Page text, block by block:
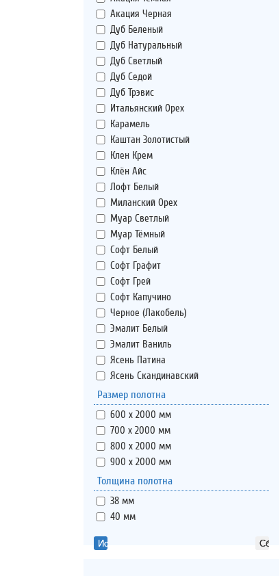
Акация Черная
Дуб Беленый
Дуб Натуральный
Дуб Светлый
Дуб Седой
Дуб Трэвис
Итальянский Орех
Карамель
Каштан Золотистый
Клен Крем
Клён Айс
Лофт Белый
Миланский Орех
Муар Светлый
Муар Тёмный
Софт Белый
Софт Графит
Софт Грей
Софт Капучино
Черное (Лакобель)
Эмалит Белый
Эмалит Ваниль
Ясень Патина
Ясень Скандинавский
Размер полотна
600 х 2000 мм
700 х 2000 мм
800 х 2000 мм
900 х 2000 мм
Толщина полотна
38 мм
40 мм